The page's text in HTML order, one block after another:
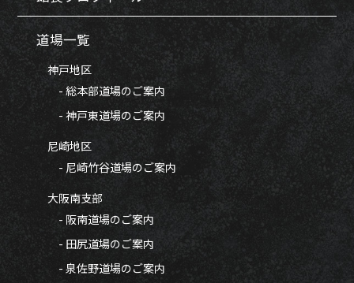
道場一覧
神戸地区
- 総本部道場のご案内
- 神戸東道場のご案内
尼崎地区
- 尼崎竹谷道場のご案内
大阪南支部
- 阪南道場のご案内
- 田尻道場のご案内
- 泉佐野道場のご案内